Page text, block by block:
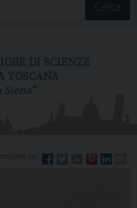
Cerca
DI SCIENZE
TOSCANA
Siena"